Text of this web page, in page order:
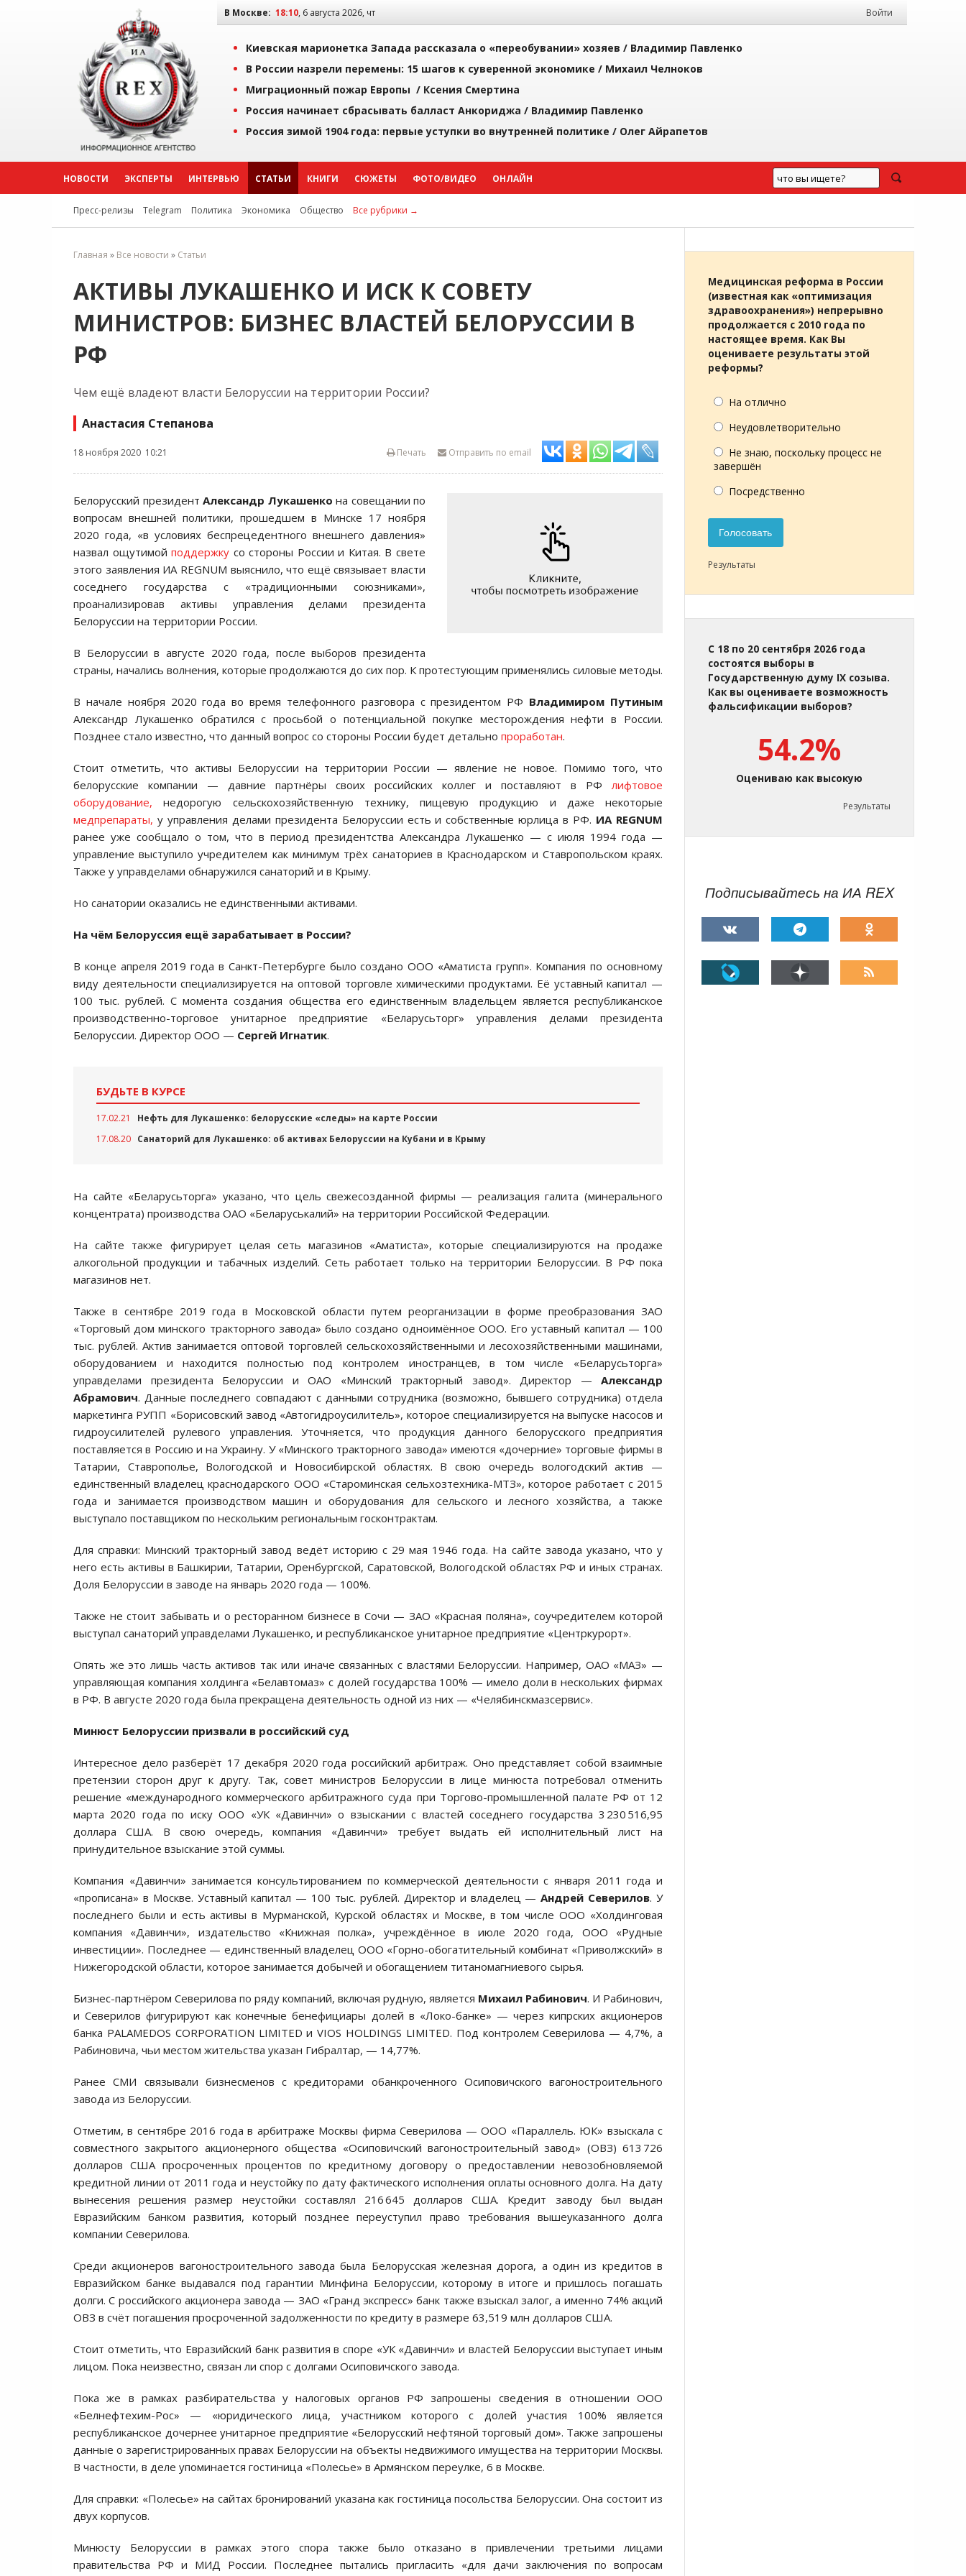
В Москве: 18:10, 6 августа 2026, чт Войти
Киевская марионетка Запада рассказала о «переобувании» хозяев / Владимир Павленко
В России назрели перемены: 15 шагов к суверенной экономике / Михаил Челноков
Миграционный пожар Европы / Ксения Смертина
Россия начинает сбрасывать балласт Анкориджа / Владимир Павленко
Россия зимой 1904 года: первые уступки во внутренней политике / Олег Айрапетов
НОВОСТИ ЭКСПЕРТЫ ИНТЕРВЬЮ СТАТЬИ КНИГИ СЮЖЕТЫ ФОТО/ВИДЕО ОНЛАЙН
Пресс-релизы Telegram Политика Экономика Общество Все рубрики →
Главная » Все новости » Статьи
АКТИВЫ ЛУКАШЕНКО И ИСК К СОВЕТУ
МИНИСТРОВ: БИЗНЕС ВЛАСТЕЙ БЕЛОРУССИИ В
РФ
Чем ещё владеют власти Белоруссии на территории России?
Анастасия Степанова
18 ноября 2020 10:21 Отправить по email
Печать
Белорусский президент Александр Лукашенко на совещании по
вопросам внешней политики, прошедшем в Минске 17 ноября
2020 года, «в условиях беспрецедентного внешнего давления»
назвал ощутимойподдержку со стороны России и Китая. В свете
этого заявления ИА REGNUM выяснило, что ещё связывает власти
соседнего государства с «традиционными союзниками»,
проанализировав активы управления делами президента
Белоруссии на территории России.
В Белоруссии в августе 2020 года, после выборов президента
страны, начались волнения, которые продолжаются до сих пор. К протестующим применялись силовые методы.
В начале ноября 2020 года во время телефонного разговора с президентом РФ Владимиром Путиным
Александр Лукашенко обратился с просьбой о потенциальной покупке месторождения нефти в России.
Позднее стало известно, что данный вопрос со стороны России будет детально проработан.
Стоит отметить, что активы Белоруссии на территории России — явление не новое. Помимо того, что
белорусские компании — давние партнёры своих российских коллег и поставляют в РФлифтовое
оборудование, недорогую сельскохозяйственную технику, пищевую продукцию и даже некоторые
медпрепараты, у управления делами президента Белоруссии есть и собственные юрлица в РФ. ИА REGNUM
ранее уже сообщало о том, что в период президентства Александра Лукашенко — с июля 1994 года —
управление выступило учредителем как минимум трёх санаториев в Краснодарском и Ставропольском краях.
Также у управделами обнаружился санаторий и в Крыму.
Но санатории оказались не единственными активами.
На чём Белоруссия ещё зарабатывает в России?
В конце апреля 2019 года в Санкт-Петербурге было создано ООО «Аматиста групп». Компания по основному
виду деятельности специализируется на оптовой торговле химическими продуктами. Её уставный капитал —
100 тыс. рублей. С момента создания общества его единственным владельцем является республиканское
производственно-торговое унитарное предприятие «Беларусьторг» управления делами президента
Белоруссии. Директор ООО — Сергей Игнатик.
БУДЬТЕ В КУРСЕ
17.02.21
Нефть для Лукашенко: белорусские «следы» на карте России
17.08.20 Санаторий для Лукашенко: об активах Белоруссии на Кубани и в Крыму
На сайте «Беларусьторга» указано, что цель свежесозданной фирмы — реализация галита (минерального
концентрата) производства ОАО «Беларуськалий» на территории Российской Федерации.
На сайте также фигурирует целая сеть магазинов «Аматиста», которые специализируются на продаже
алкогольной продукции и табачных изделий. Сеть работает только на территории Белоруссии. В РФ пока
магазинов нет.
Также в сентябре 2019 года в Московской области путем реорганизации в форме преобразования ЗАО
«Торговый дом минского тракторного завода» было создано одноимённое ООО. Его уставный капитал — 100
тыс. рублей. Актив занимается оптовой торговлей сельскохозяйственными и лесохозяйственными машинами,
оборудованием и находится полностью под контролем иностранцев, в том числе «Беларусьторга»
управделами президента Белоруссии и ОАО «Минский тракторный завод». Директор — Александр
Абрамович. Данные последнего совпадают с данными сотрудника (возможно, бывшего сотрудника) отдела
маркетинга РУПП «Борисовский завод «Автогидроусилитель», которое специализируется на выпуске насосов и
гидроусилителей рулевого управления. Уточняется, что продукция данного белорусского предприятия
поставляется в Россию и на Украину. У «Минского тракторного завода» имеются «дочерние» торговые фирмы в
Татарии, Ставрополье, Вологодской и Новосибирской областях. В свою очередь вологодский актив —
единственный владелец краснодарского ООО «Староминская сельхозтехника-МТЗ», которое работает с 2015
года и занимается производством машин и оборудования для сельского и лесного хозяйства, а также
выступало поставщиком по нескольким региональным госконтрактам.
Для справки: Минский тракторный завод ведёт историю с 29 мая 1946 года. На сайте завода указано, что у
него есть активы в Башкирии, Татарии, Оренбургской, Саратовской, Вологодской областях РФ и иных странах.
Доля Белоруссии в заводе на январь 2020 года — 100%.
Также не стоит забывать и о ресторанном бизнесе в Сочи — ЗАО «Красная поляна», соучредителем которой
выступал санаторий управделами Лукашенко, и республиканское унитарное предприятие «Центркурорт».
Опять же это лишь часть активов так или иначе связанных с властями Белоруссии. Например, ОАО «МАЗ» —
управляющая компания холдинга «Белавтомаз» с долей государства 100% — имело доли в нескольких фирмах
в РФ. В августе 2020 года была прекращена деятельность одной из них — «Челябинскмазсервис».
Минюст Белоруссии призвали в российский суд
Интересное дело разберёт 17 декабря 2020 года российский арбитраж. Оно представляет собой взаимные
претензии сторон друг к другу. Так, совет министров Белоруссии в лице минюста потребовал отменить
решение «международного коммерческого арбитражного суда при Торгово-промышленной палате РФ от 12
марта 2020 года по иску ООО «УК «Давинчи» о взыскании с властей соседнего государства 3 230 516,95
доллара США. В свою очередь, компания «Давинчи» требует выдать ей исполнительный лист на
принудительное взыскание этой суммы.
Компания «Давинчи» занимается консультированием по коммерческой деятельности с января 2011 года и
«прописана» в Москве. Уставный капитал — 100 тыс. рублей. Директор и владелец —Андрей Северилов. У
последнего были и есть активы в Мурманской, Курской областях и Москве, в том числе ООО «Холдинговая
компания «Давинчи», издательство «Книжная полка», учреждённое в июле 2020 года, ООО «Рудные
инвестиции». Последнее — единственный владелец ООО «Горно-обогатительный комбинат «Приволжский» в
Нижегородской области, которое занимается добычей и обогащением титаномагниевого сырья.
Бизнес-партнёром Северилова по ряду компаний, включая рудную, является Михаил Рабинович. И Рабинович,
и Северилов фигурируют как конечные бенефициары долей в «Локо-банке» — через кипрских акционеров
банка PALAMEDOS CORPORATION LIMITED и VIOS HOLDINGS LIMITED. Под контролем Северилова — 4,7%, а
Рабиновича, чьи местом жительства указан Гибралтар, — 14,77%.
Ранее СМИ связывали бизнесменов с кредиторами обанкроченного Осиповичского вагоностроительного
завода из Белоруссии.
Отметим, в сентябре 2016 года в арбитраже Москвы фирма Северилова — ООО «Параллель. ЮК» взыскала с
совместного закрытого акционерного общества «Осиповичский вагоностроительный завод» (ОВЗ) 613 726
долларов США просроченных процентов по кредитному договору о предоставлении невозобновляемой
кредитной линии от 2011 года и неустойку по дату фактического исполнения оплаты основного долга. На дату
вынесения решения размер неустойки составлял 216 645 долларов США. Кредит заводу был выдан
Евразийским банком развития, который позднее переуступил право требования вышеуказанного долга
компании Северилова.
Среди акционеров вагоностроительного завода была Белорусская железная дорога, а один из кредитов в
Евразийском банке выдавался под гарантии Минфина Белоруссии, которому в итоге и пришлось погашать
долги. С российского акционера завода — ЗАО «Гранд экспресс» банк также взыскал залог, а именно 74% акций
ОВЗ в счёт погашения просроченной задолженности по кредиту в размере 63,519 млн долларов США.
Стоит отметить, что Евразийский банк развития в споре «УК «Давинчи» и властей Белоруссии выступает иным
лицом. Пока неизвестно, связан ли спор с долгами Осиповичского завода.
Пока же в рамках разбирательства у налоговых органов РФ запрошены сведения в отношении ООО
«Белнефтехим-Рос» — «юридического лица, участником которого с долей участия 100% является
республиканское дочернее унитарное предприятие «Белорусский нефтяной торговый дом». Также запрошены
данные о зарегистрированных правах Белоруссии на объекты недвижимого имущества на территории Москвы.
В частности, в деле упоминается гостиница «Полесье» в Армянском переулке, 6 в Москве.
Для справки: «Полесье» на сайтах бронирований указана как гостиница посольства Белоруссии. Она состоит из
двух корпусов.
Минюсту Белоруссии в рамках этого спора также было отказано в привлечении третьими лицами
правительства РФ и МИД России. Последнее пытались пригласить «для дачи заключения по вопросам
Медицинская реформа в России
(известная как «оптимизация
здравоохранения») непрерывно
продолжается с 2010 года по
настоящее время. Как Вы
оцениваете результаты этой
реформы?
На отлично
Неудовлетворительно
Не знаю, поскольку процесс не
завершён
Посредственно
Голосовать
Результаты
С 18 по 20 сентября 2026 года
состоятся выборы в
Государственную думу IX созыва.
Как вы оцениваете возможность
фальсификации выборов?
54.2%
Оцениваю как высокую
Результаты
Подписывайтесь на ИА REX